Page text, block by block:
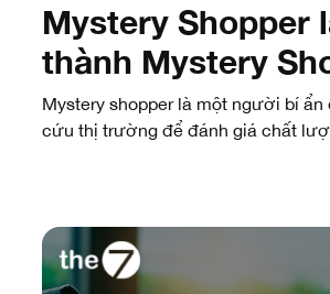
Mystery
thành Mystery
Mystery shopper là một người bí
cứu thị trường để đánh giá chất